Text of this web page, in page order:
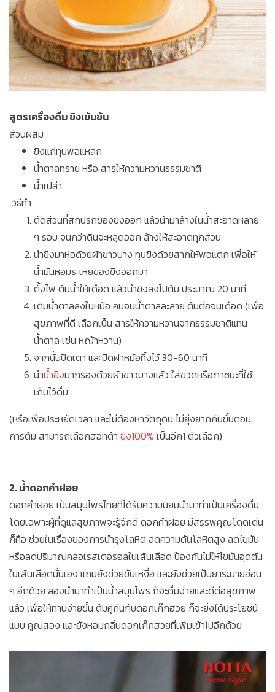
สูตรเครื่องดื่ม ขิงเข้มข้น
ส่วนผสม
ขิงแก่ทุบพอแหลก
น้ำตาลทราย หรือ สารให้ความหวานธรรมชาติ
น้ำเปล่า
วิธีทำ
ตัดส่วนที่สกปรกของขิงออก แล้วนำมาล้างในน้ำสะอาดหลาย
ๆ รอบ จนกว่าดินจะหลุดออก ล้างให้สะอาดทุกส่วน
นำขิงมาห่อด้วยผ้าขาวบาง ทุบขิงด้วยสากให้พอแตก เพื่อให้
น้ำมันหอมระเหยของขิงออกมา
ตั้งไฟ ต้มน้ำให้เดือด แล้วนำขิงลงไปต้ม ประมาณ 20 นาที
เติมน้ำตาลลงในหม้อ คนจนน้ำตาลละลาย ต้มต่อจนเดือด (เพื่อ
สุขภาพที่ดี เลือกเป็น สารให้ความหวานจากธรรมชาติแทน
น้ำตาล เช่น หญ้าหวาน)
จากนั้นปิดเตา และปิดฝาหม้อทิ้งไว้ 30-60 นาที
นำน้ำขิงมากรองด้วยผ้าขาวบางแล้ว ใส่ขวดหรือภาชนะที่ใช้
เก็บไว้ดื่ม
(หรือเพื่อประหยัดเวลา และไม่ต้องหาวัตถุดิบ ไม่ยุ่งยากกับขั้นตอน
การต้ม สามารถเลือกฮอทต้า ขิง100% เป็นอีก1 ตัวเลือก)
2. น้ำดอกคำฝอย
ดอกคำฝอย เป็นสมุนไพรไทยที่ได้รับความนิยมนำมาทำเป็นเครื่องดื่ม
โดยเฉพาะผู้ที่ดูแลสุขภาพจะรู้จักดี ดอกคำฝอย มีสรรพคุณโดดเด่น
ก็คือ ช่วยในเรื่องของการบำรุงโลหิต ลดความดันโลหิตสูง ลดไขมัน
หรือลดปริมาณคลอเรสเตอรอลในเส้นเลือด ป้องกันไม่ให้ไขมันอุดตัน
ในเส้นเลือดนั่นเอง แถมยังช่วยขับเหงื่อ และยังช่วยเป็นยาระบายอ่อน
ๆ อีกด้วย ลองนำมาทำเป็นน้ำสมุนไพร ก็จะดื่มง่ายและดีต่อสุขภาพ
แล้ว เพื่อให้ทานง่ายขึ้น ต้มคู่กันกับดอกเก๊กฮวย ก็จะยิ่งได้ประโยชน์
แบบ คูณสอง และยังหอมกลิ่นดอกเก๊กฮวยที่เพิ่มเข้าไปอีกด้วย